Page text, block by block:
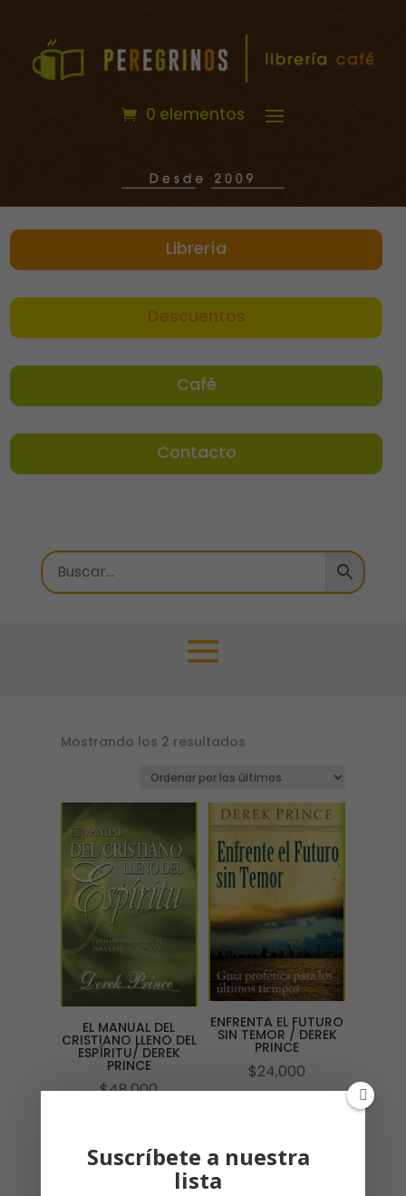
0 elementos
Librería
Descuentos
Café
Contacto
Mostrando los 2 resultados
los
últimos
EL MANUAL DEL
CRISTIANO LLENO DEL
ESPÍRITU/ DEREK
PRINCE
$48,000
ENFRENTA EL FUTURO
SIN TEMOR / DEREK
PRINCE
$24,000
Suscríbete a nuestra
lista